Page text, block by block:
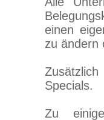
einen
zu ändern
Specials.
Zu